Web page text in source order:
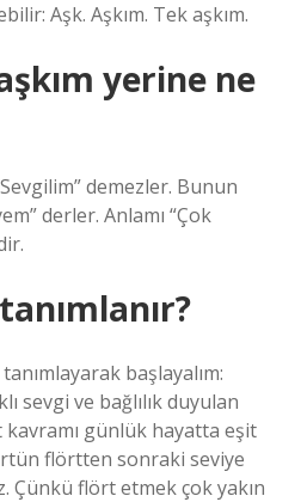
Aşk. Aşkım. Tek aşkım.
yerine ne
demezler. Bunun
derler. Anlamı “Çok
başlayalım:
sevgi ve bağlılık duyulan
günlük hayatta eşit
flörtten sonraki seviye
Çünkü flört etmek çok yakın